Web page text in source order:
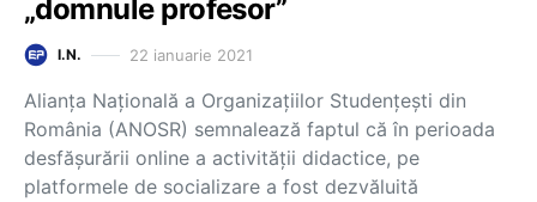
„domnule profesor”
I.N. 22 ianuarie 2021
Alianța Națională a Organizațiilor Studențești din
România (ANOSR) semnalează faptul că în perioada
desfășurării online a activității didactice, pe
platformele de socializare a fost dezvăluită